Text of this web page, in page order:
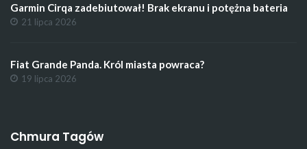
Garmin Cirqa zadebiutował! Brak ekranu i potężna bateria
21 lipca 2026
Fiat Grande Panda. Król miasta powraca?
19 lipca 2026
Chmura Tagów